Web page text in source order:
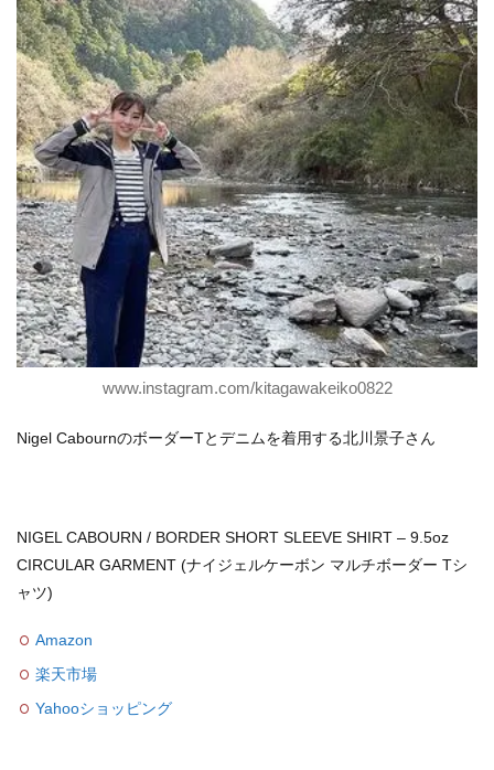
www.instagram.com/kitagawakeiko0822
Nigel CabournのボーダーTとデニムを着用する北川景子さん
NIGEL CABOURN / BORDER SHORT SLEEVE SHIRT – 9.5oz
CIRCULAR GARMENT (ナイジェルケーボン マルチボーダー Tシ
ャツ)
Amazon
楽天市場
Yahooショッピング